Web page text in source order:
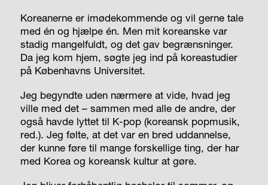
Koreanerne er imødekommende og vil gerne tale
med én og hjælpe én. Men mit koreanske var
stadig mangelfuldt, og det gav begrænsninger.
Da jeg kom hjem, søgte jeg ind på koreastudier
på Københavns Universitet.
Jeg begyndte uden nærmere at vide, hvad jeg
ville med det – sammen med alle de andre, der
også havde lyttet til K-pop (koreansk popmusik,
red.). Jeg følte, at det var en bred uddannelse,
der kunne føre til mange forskellige ting, der har
med Korea og koreansk kultur at gøre.